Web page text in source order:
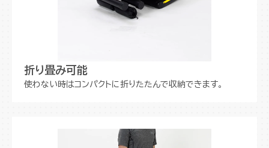
折り畳み可能
使わない時はコンパクトに折りたたんで収納できます。